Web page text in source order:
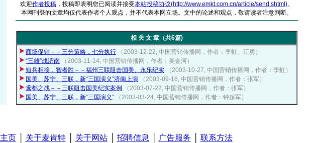
欢迎作者投稿 ，投稿即表明您已阅读并接受本站投稿协议(http://www.emkt.com.cn/article/send.shtml)。
本网刊登的文章均仅代表作者个人观点，并不代表本网立场。文中的论述和观点，敬请读者注意判断。
相 关 文 章（共6篇)
商场促销－－三分策略，七分执行
（2003-12-22, 中国营销传播网，作者：李虹、江勇）
“三雄”战济南
（2003-11-14, 中国营销传播网，作者：吴金河）
短兵相接，智者胜－－福州三联阻击国美、永乐纪实
（2003-10-27, 中国营销传播网，作者：李虹）
国美、苏宁、三联，新“三国演义”济南上演
（2003-09-16, 中国营销传播网，作者：张军）
鸢都之战－－三联阻击国美纪实案例
（2003-07-22, 中国营销传播网，作者：张军）
国美、苏宁、三联，新“三国演义”
（2003-03-24, 中国营销传播网，作者：钟超军）
主页│ 关于麦肯特│ 关于网站│ 招聘信息 广告服务 联系方法